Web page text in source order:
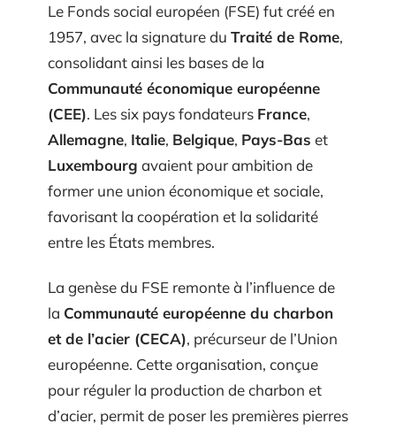
Le Fonds social européen (FSE) fut créé en
1957, avec la signature du Traité de Rome,
consolidant ainsi les bases de la
Communauté économique européenne
(CEE). Les six pays fondateurs France,
Allemagne, Italie, Belgique, Pays-Bas et
Luxembourg avaient pour ambition de
former une union économique et sociale,
favorisant la coopération et la solidarité
entre les États membres.
La genèse du FSE remonte à l’influence de
la Communauté européenne du charbon
et de l’acier (CECA), précurseur de l’Union
européenne. Cette organisation, conçue
pour réguler la production de charbon et
d’acier, permit de poser les premières pierres